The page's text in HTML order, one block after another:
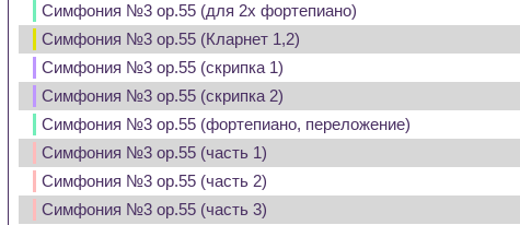
Симфония №3 op.55 (для 2х фортепиано)
Симфония №3 op.55 (Кларнет 1,2)
Симфония №3 op.55 (скрипка 1)
Симфония №3 op.55 (скрипка 2)
Симфония №3 op.55 (фортепиано, переложение)
Симфония №3 op.55 (часть 1)
Симфония №3 op.55 (часть 2)
Симфония №3 op.55 (часть 3)